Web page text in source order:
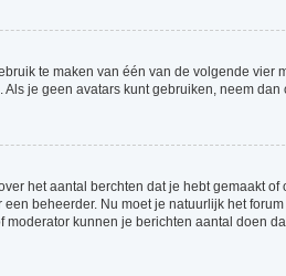
te maken van één van de volgende
je geen avatars kunt gebruiken, neem
het aantal berchten dat je hebt gemaakt
beheerder. Nu moet je natuurlijk het
moderator kunnen je berichten aantal doen